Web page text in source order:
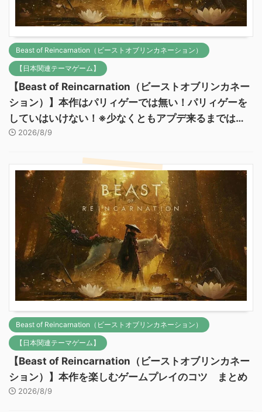
Beast of Reincarnation（ビーストオブリンカネーション）
【日本関連テーマゲーム】
【Beast of Reincarnation（ビーストオブリンカネー
ション）】本作はパリィゲーでは無い！パリィゲーを
していはいけない！※少なくともアプデ来るまでは…
2026/8/9
Beast of Reincarnation（ビーストオブリンカネーション）
【日本関連テーマゲーム】
【Beast of Reincarnation（ビーストオブリンカネー
ション）】本作を楽しむゲームプレイのコツ まとめ
2026/8/9